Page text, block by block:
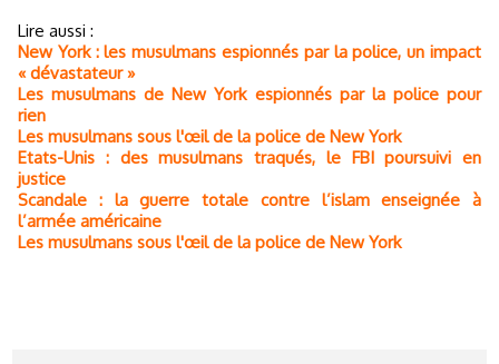
Lire aussi :
New York : les musulmans espionnés par la police, un impact
« dévastateur »
Les musulmans de New York espionnés par la police pour
rien
Les musulmans sous l'œil de la police de New York
Etats-Unis : des musulmans traqués, le FBI poursuivi en
justice
Scandale : la guerre totale contre l’islam enseignée à
l’armée américaine
Les musulmans sous l'œil de la police de New York